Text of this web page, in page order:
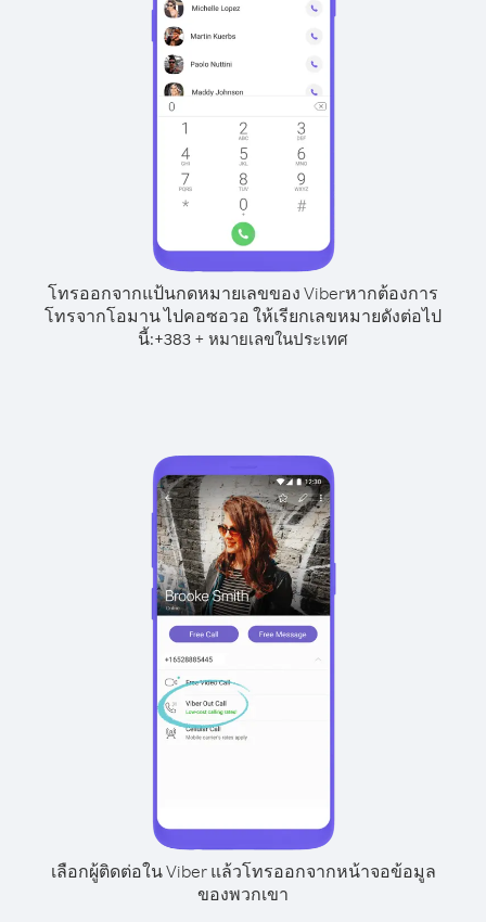
โทรออกจากแป้นกดหมายเลขของ Viberหากต้องการ
โทรจากโอมาน ไปคอซอวอ ให้เรียกเลขหมายดังต่อไป
นี้:+383 + หมายเลขในประเทศ
เลือกผู้ติดต่อใน Viber แล้วโทรออกจากหน้าจอข้อมูล
ของพวกเขา